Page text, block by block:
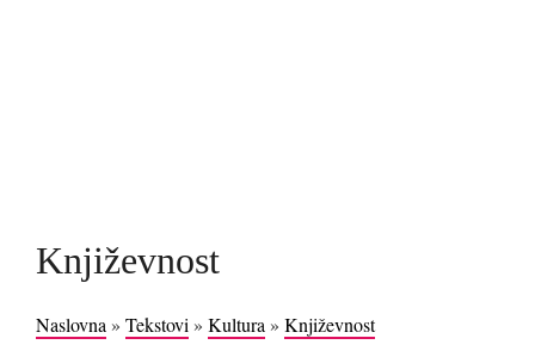
Književnost
Naslovna » Tekstovi » Kultura » Književnost